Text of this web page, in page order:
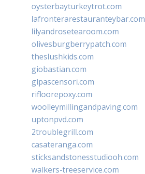
oysterbayturkeytrot.com
lafronterarestauranteybar.com
lilyandrosetearoom.com
olivesburgberrypatch.com
theslushkids.com
giobastian.com
glpascensori.com
rifloorepoxy.com
woolleymillingandpaving.com
uptonpvd.com
2troublegrill.com
casateranga.com
sticksandstonesstudiooh.com
walkers-treeservice.com